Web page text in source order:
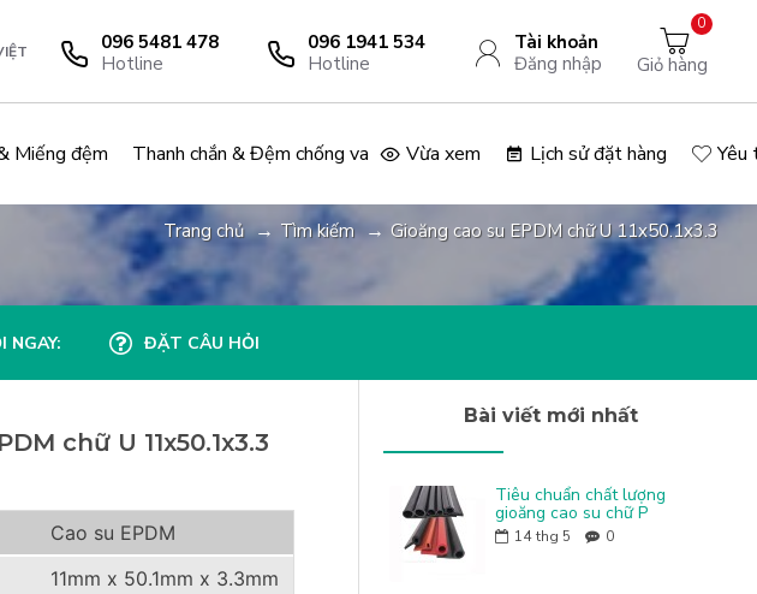
Miếng đệm Thanh chắn & Đệm chống va Vừa xem Lịch sử đặt hàng Yêu
096 5481 478
Hotline
096 1941 534
Hotline
Tài khoản
Đăng nhập
Giỏ hàng
0
Trang chủ Tìm kiếm Gioăng cao su EPDM chữ U 11x50.1x3.3
NGAY: ĐẶT CÂU HỎI
chữ U 11x50.1x3.3
Cao su EPDM
11mm x 50.1mm x 3.3mm
Bài viết mới nhất
Tiêu chuẩn chất lượng
gioăng cao su chữ P
14 thg 5 0